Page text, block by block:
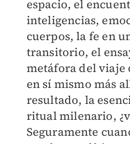
espacio, el
inteligencias,
cuerpos, la fe en
transitorio, el
metáfora del viaje
en sí mismo más
resultado, la
ritual milenario,
Seguramente